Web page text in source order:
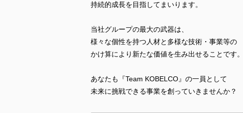
持続的成長を目指してまいります。
当社グループの最大の武器は、
様々な個性を持つ人材と多様な技術・事業等の
かけ算により新たな価値を生み出せることです。
あなたも『Team KOBELCO』の一員として
未来に挑戦できる事業を創っていきませんか？